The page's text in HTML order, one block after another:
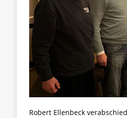
Robert Ellenbeck